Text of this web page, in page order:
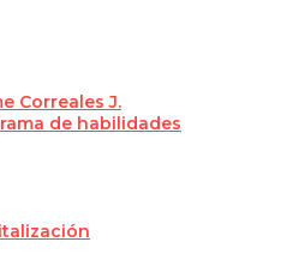
Correales J.
de habilidades